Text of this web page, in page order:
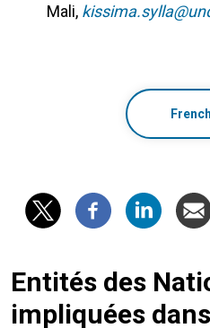
Mali,
French
Entités des
impliquées